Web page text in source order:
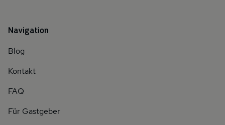
Navigation
Blog
Kontakt
FAQ
Für Gastgeber